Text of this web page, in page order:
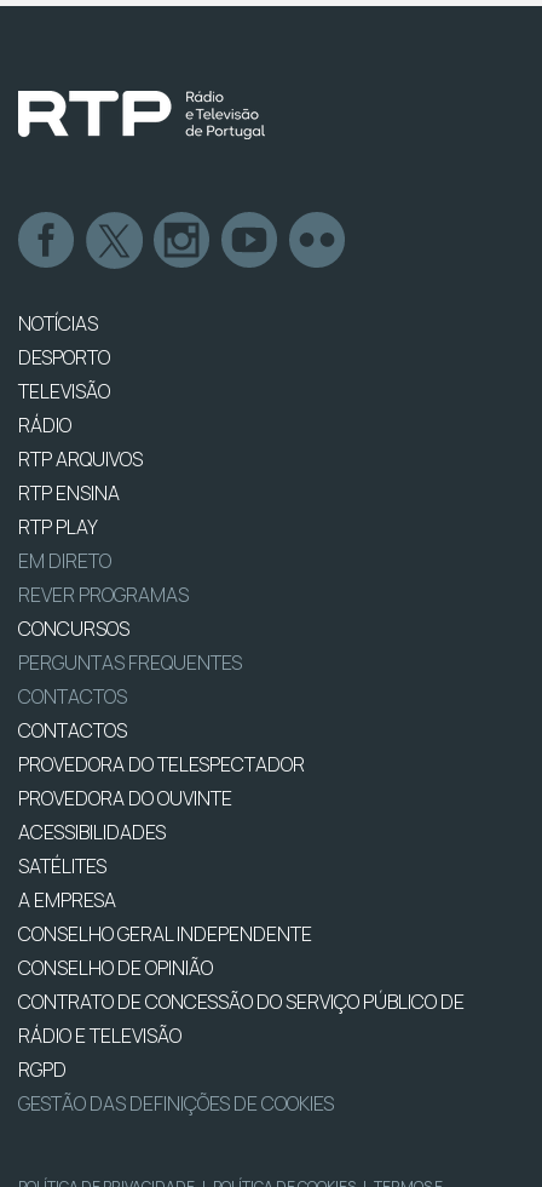
NOTÍCIAS
DESPORTO
TELEVISÃO
RÁDIO
RTP ARQUIVOS
RTP ENSINA
RTP PLAY
EM DIRETO
REVER PROGRAMAS
CONCURSOS
PERGUNTAS FREQUENTES
CONTACTOS
CONTACTOS
PROVEDORA DO TELESPECTADOR
PROVEDORA DO OUVINTE
ACESSIBILIDADES
SATÉLITES
A EMPRESA
CONSELHO GERAL INDEPENDENTE
CONSELHO DE OPINIÃO
CONTRATO DE CONCESSÃO DO SERVIÇO PÚBLICO DE
RÁDIO E TELEVISÃO
RGPD
GESTÃO DAS DEFINIÇÕES DE COOKIES